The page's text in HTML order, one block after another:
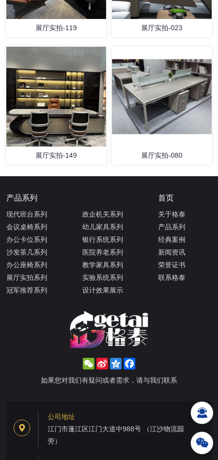
展厅实拍-119 展厅实拍-023
展厅实拍-149 展厅实拍-080
产品系列
现代班台系列
会议桌椅系列
办公卡位系列
沙发茶几系列
办公座椅系列
展厅实拍系列
冠军推荐系列
政企机关系列
幼儿家具系列
银行系统系列
医院养老系列
教学家具系列
实验系统系列
设计效果展示
首页
关于格泰
产品系列
经典案例
新闻资讯
荣誉证书
联系格泰
WeChat
Sina
Weibo
Qzone
如果您对我们有疑问或者需求，请与我们联系
公司地址
江门市蓬江区江门大道中988号 （江沙物流园
旁）